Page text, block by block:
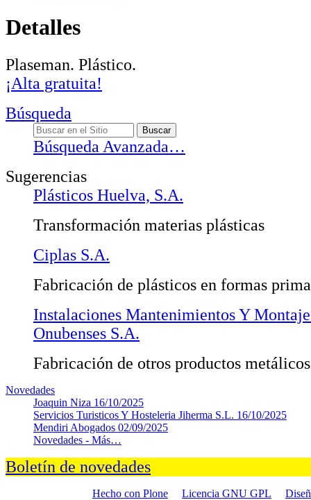
Detalles
Plaseman. Plástico.
¡Alta gratuita!
Búsqueda
Búsqueda Avanzada…
Sugerencias
Plásticos Huelva, S.A.
Transformación materias plásticas
Ciplas S.A.
Fabricación de plásticos en formas
Instalaciones Mantenimientos Y
Onubenses S.A.
Fabricación de otros productos
Novedades
Joaquin Niza 16/10/2025
Servicios Turisticos Y Hosteleria Jiherma S.L. 16/10/2025
Mendiri Abogados 02/09/2025
Novedades - Más…
Boletín de novedades
Hecho con Plone Licencia GNU GPL